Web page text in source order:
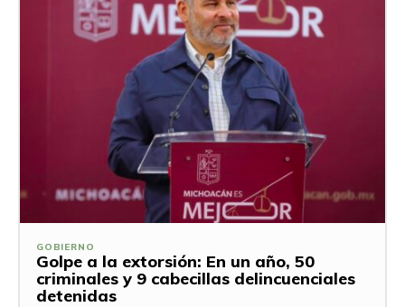
GOBIERNO
Golpe a la extorsión: En un año, 50
criminales y 9 cabecillas delincuenciales
detenidas